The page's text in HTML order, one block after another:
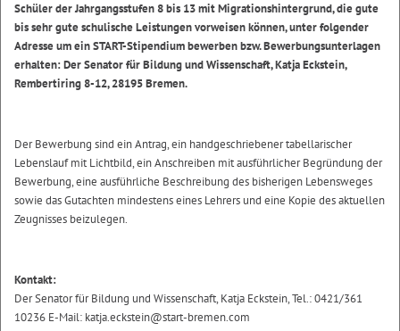
Schüler der Jahrgangsstufen 8 bis 13 mit Migrationshintergrund, die gute
bis sehr gute schulische Leistungen vorweisen können, unter folgender
Adresse um ein START-Stipendium bewerben bzw. Bewerbungsunterlagen
erhalten: Der Senator für Bildung und Wissenschaft, Katja Eckstein,
Rembertiring 8-12, 28195 Bremen.
Der Bewerbung sind ein Antrag, ein handgeschriebener tabellarischer
Lebenslauf mit Lichtbild, ein Anschreiben mit ausführlicher Begründung der
Bewerbung, eine ausführliche Beschreibung des bisherigen Lebensweges
sowie das Gutachten mindestens eines Lehrers und eine Kopie des aktuellen
Zeugnisses beizulegen.
Kontakt:
Der Senator für Bildung und Wissenschaft, Katja Eckstein, Tel.: 0421/361
10236 E-Mail: katja.eckstein@start-bremen.com